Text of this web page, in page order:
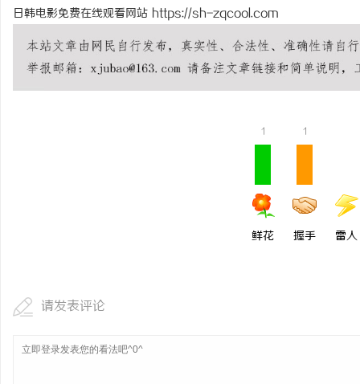
日韩电影免费在线观看网站 https://sh-zqcool.com
1
鲜花
1
握手 雷人
请发表评论